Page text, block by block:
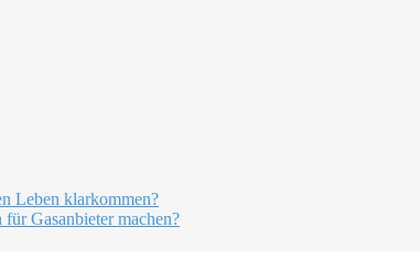
Leben klarkommen?
Gasanbieter machen?